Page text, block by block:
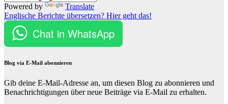
Powered by
Translate
Englische Berichte übersetzen? Hier geht das!
Chat in WhatsApp
Blog via E-Mail abonnieren
Gib deine E-Mail-Adresse an, um diesen Blog zu abonnieren und
Benachrichtigungen über neue Beiträge via E-Mail zu erhalten.